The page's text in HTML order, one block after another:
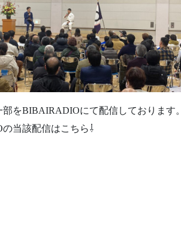
をBIBAIRADIOにて配信しております。
当該配信はこちら⇩